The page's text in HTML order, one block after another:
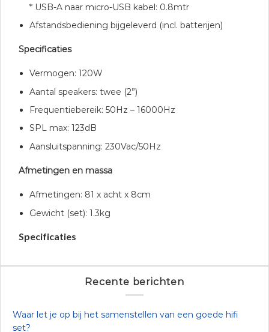
* USB-A naar micro-USB kabel: 0.8mtr
Afstandsbediening bijgeleverd (incl. batterijen)
Specificaties
Vermogen: 120W
Aantal speakers: twee (2”)
Frequentiebereik: 50Hz – 16000Hz
SPL max: 123dB
Aansluitspanning: 230Vac/50Hz
Afmetingen en massa
Afmetingen: 81 x acht x 8cm
Gewicht (set): 1.3kg
Specificaties
Recente berichten
Waar let je op bij het samenstellen van een goede hifi
set?